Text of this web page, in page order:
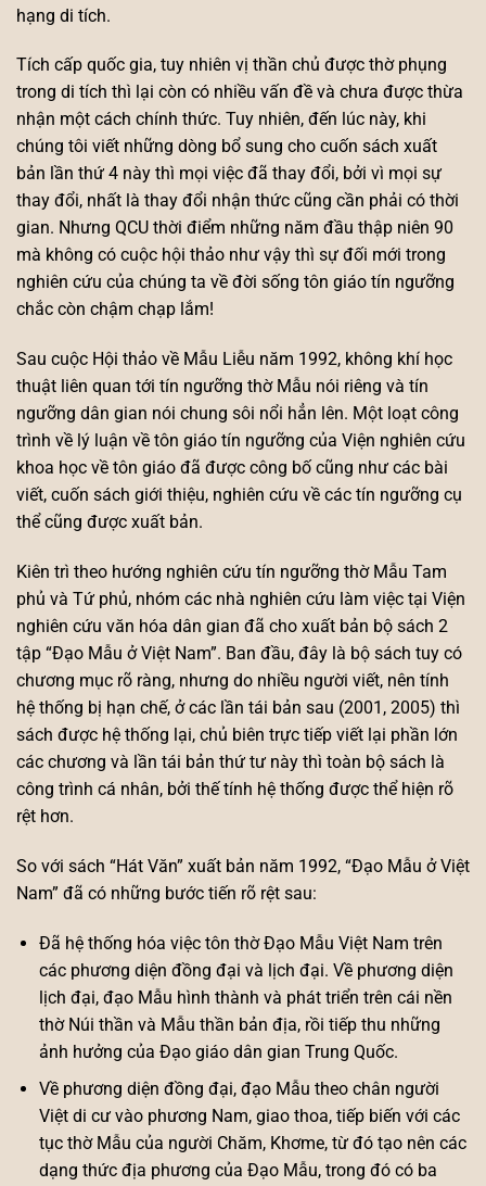
hạng di tích.
Tích cấp quốc gia, tuy nhiên vị thần chủ được thờ phụng
trong di tích thì lại còn có nhiều vấn đề và chưa được thừa
nhận một cách chính thức. Tuy nhiên, đến lúc này, khi
chúng tôi viết những dòng bổ sung cho cuốn sách xuất
bản lần thứ 4 này thì mọi việc đã thay đổi, bởi vì mọi sự
thay đổi, nhất là thay đổi nhận thức cũng cần phải có thời
gian. Nhưng QCU thời điểm những năm đầu thập niên 90
mà không có cuộc hội thảo như vậy thì sự đối mới trong
nghiên cứu của chúng ta về đời sống tôn giáo tín ngưỡng
chắc còn chậm chạp lắm!
Sau cuộc Hội thảo về Mẫu Liễu năm 1992, không khí học
thuật liên quan tới tín ngưỡng thờ Mẫu nói riêng và tín
ngưỡng dân gian nói chung sôi nổi hẳn lên. Một loạt công
trình về lý luận về tôn giáo tín ngưỡng của Viện nghiên cứu
khoa học về tôn giáo đã được công bố cũng như các bài
viết, cuốn sách giới thiệu, nghiên cứu về các tín ngưỡng cụ
thể cũng được xuất bản.
Kiên trì theo hướng nghiên cứu tín ngưỡng thờ Mẫu Tam
phủ và Tứ phủ, nhóm các nhà nghiên cứu làm việc tại Viện
nghiên cứu văn hóa dân gian đã cho xuất bản bộ sách 2
tập “Đạo Mẫu ở Việt Nam”. Ban đầu, đây là bộ sách tuy có
chương mục rõ ràng, nhưng do nhiều người viết, nên tính
hệ thống bị hạn chế, ở các lần tái bản sau (2001, 2005) thì
sách được hệ thống lại, chủ biên trực tiếp viết lại phần lớn
các chương và lần tái bản thứ tư này thì toàn bộ sách là
công trình cá nhân, bởi thế tính hệ thống được thể hiện rõ
rệt hơn.
So với sách “Hát Văn” xuất bản năm 1992, “Đạo Mẫu ở Việt
Nam” đã có những bước tiến rõ rệt sau:
Đã hệ thống hóa việc tôn thờ Đạo Mẫu Việt Nam trên
các phương diện đồng đại và lịch đại. Về phương diện
lịch đại, đạo Mẫu hình thành và phát triển trên cái nền
thờ Núi thần và Mẫu thần bản địa, rồi tiếp thu những
ảnh hưởng của Đạo giáo dân gian Trung Quốc.
Về phương diện đồng đại, đạo Mẫu theo chân người
Việt di cư vào phương Nam, giao thoa, tiếp biến với các
tục thờ Mẫu của người Chăm, Khơme, từ đó tạo nên các
dạng thức địa phương của Đạo Mẫu, trong đó có ba